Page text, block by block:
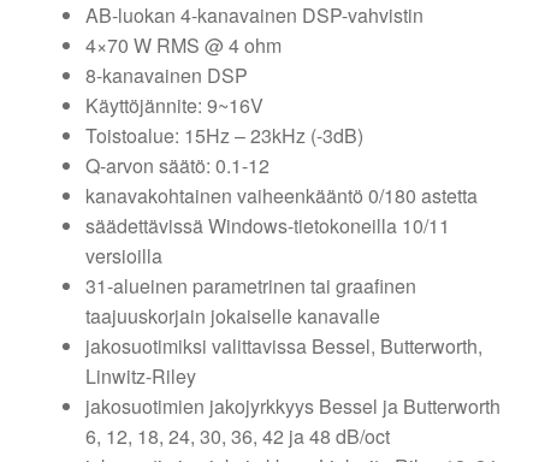
AB-luokan 4-kanavainen DSP-vahvistin
4×70 W RMS @ 4 ohm
8-kanavainen DSP
Käyttöjännite: 9~16V
Toistoalue: 15Hz – 23kHz (-3dB)
Q-arvon säätö: 0.1-12
kanavakohtainen vaiheenkääntö 0/180 astetta
säädettävissä Windows-tietokoneilla 10/11
versioilla
31-alueinen parametrinen tai graafinen
taajuuskorjain jokaiselle kanavalle
jakosuotimiksi valittavissa Bessel, Butterworth,
Linwitz-Riley
jakosuotimien jakojyrkkyys Bessel ja Butterworth
6, 12, 18, 24, 30, 36, 42 ja 48 dB/oct